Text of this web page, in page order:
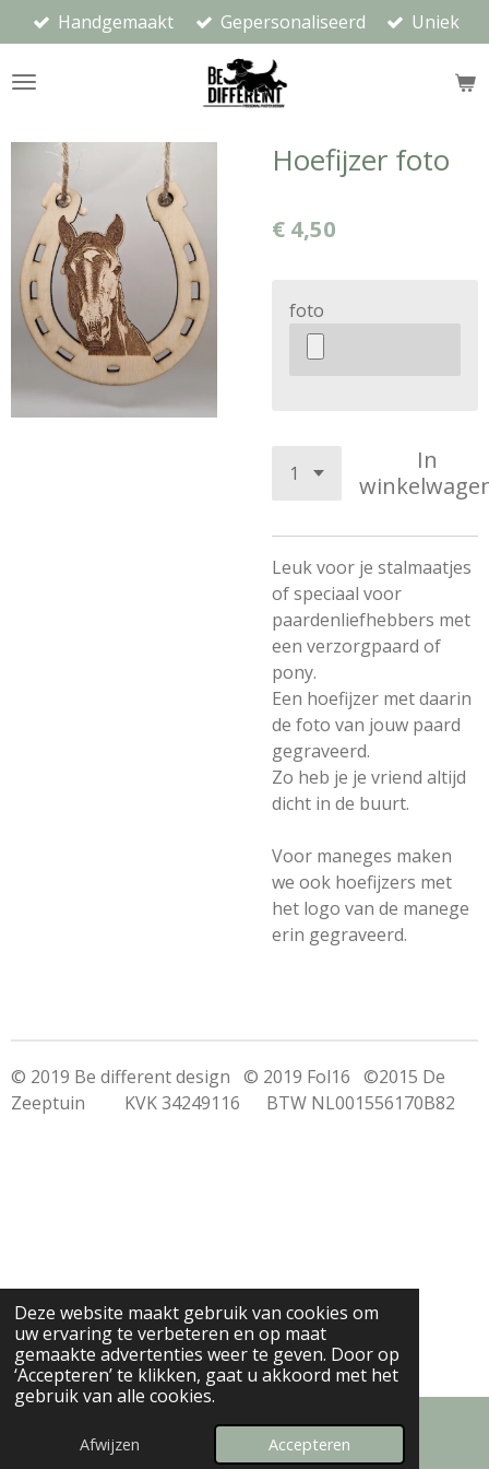
Deze website maakt gebruik van cookies om
uw ervaring te verbeteren en op maat
gemaakte advertenties weer te geven. Door op
‘Accepteren’ te klikken, gaat u akkoord met het
gebruik van alle cookies.
Afwijzen Accepteren
direct
naar
Handgemaakt Gepersonaliseerd Uniek
Hoefijzer foto
€ 4,50
foto
In
Leuk voor je stalmaatjes
of speciaal voor
paardenliefhebbers met
een verzorgpaard of
pony.
Een hoefijzer met daarin
de foto van jouw paard
gegraveerd.
Zo heb je je vriend altijd
dicht in de buurt.
Voor maneges maken
we ook hoefijzers met
het logo van de manege
erin gegraveerd.
© 2019 Be different design © 2019 Fol16 ©2015 De
Zeeptuin KVK 34249116 BTW NL001556170B82
E-mailadres